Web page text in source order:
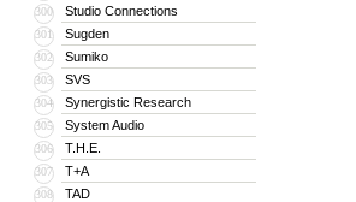
300 Studio Connections
301 Sugden
302 Sumiko
303 SVS
304 Synergistic Research
305 System Audio
306 T.H.E.
307 T+A
308 TAD